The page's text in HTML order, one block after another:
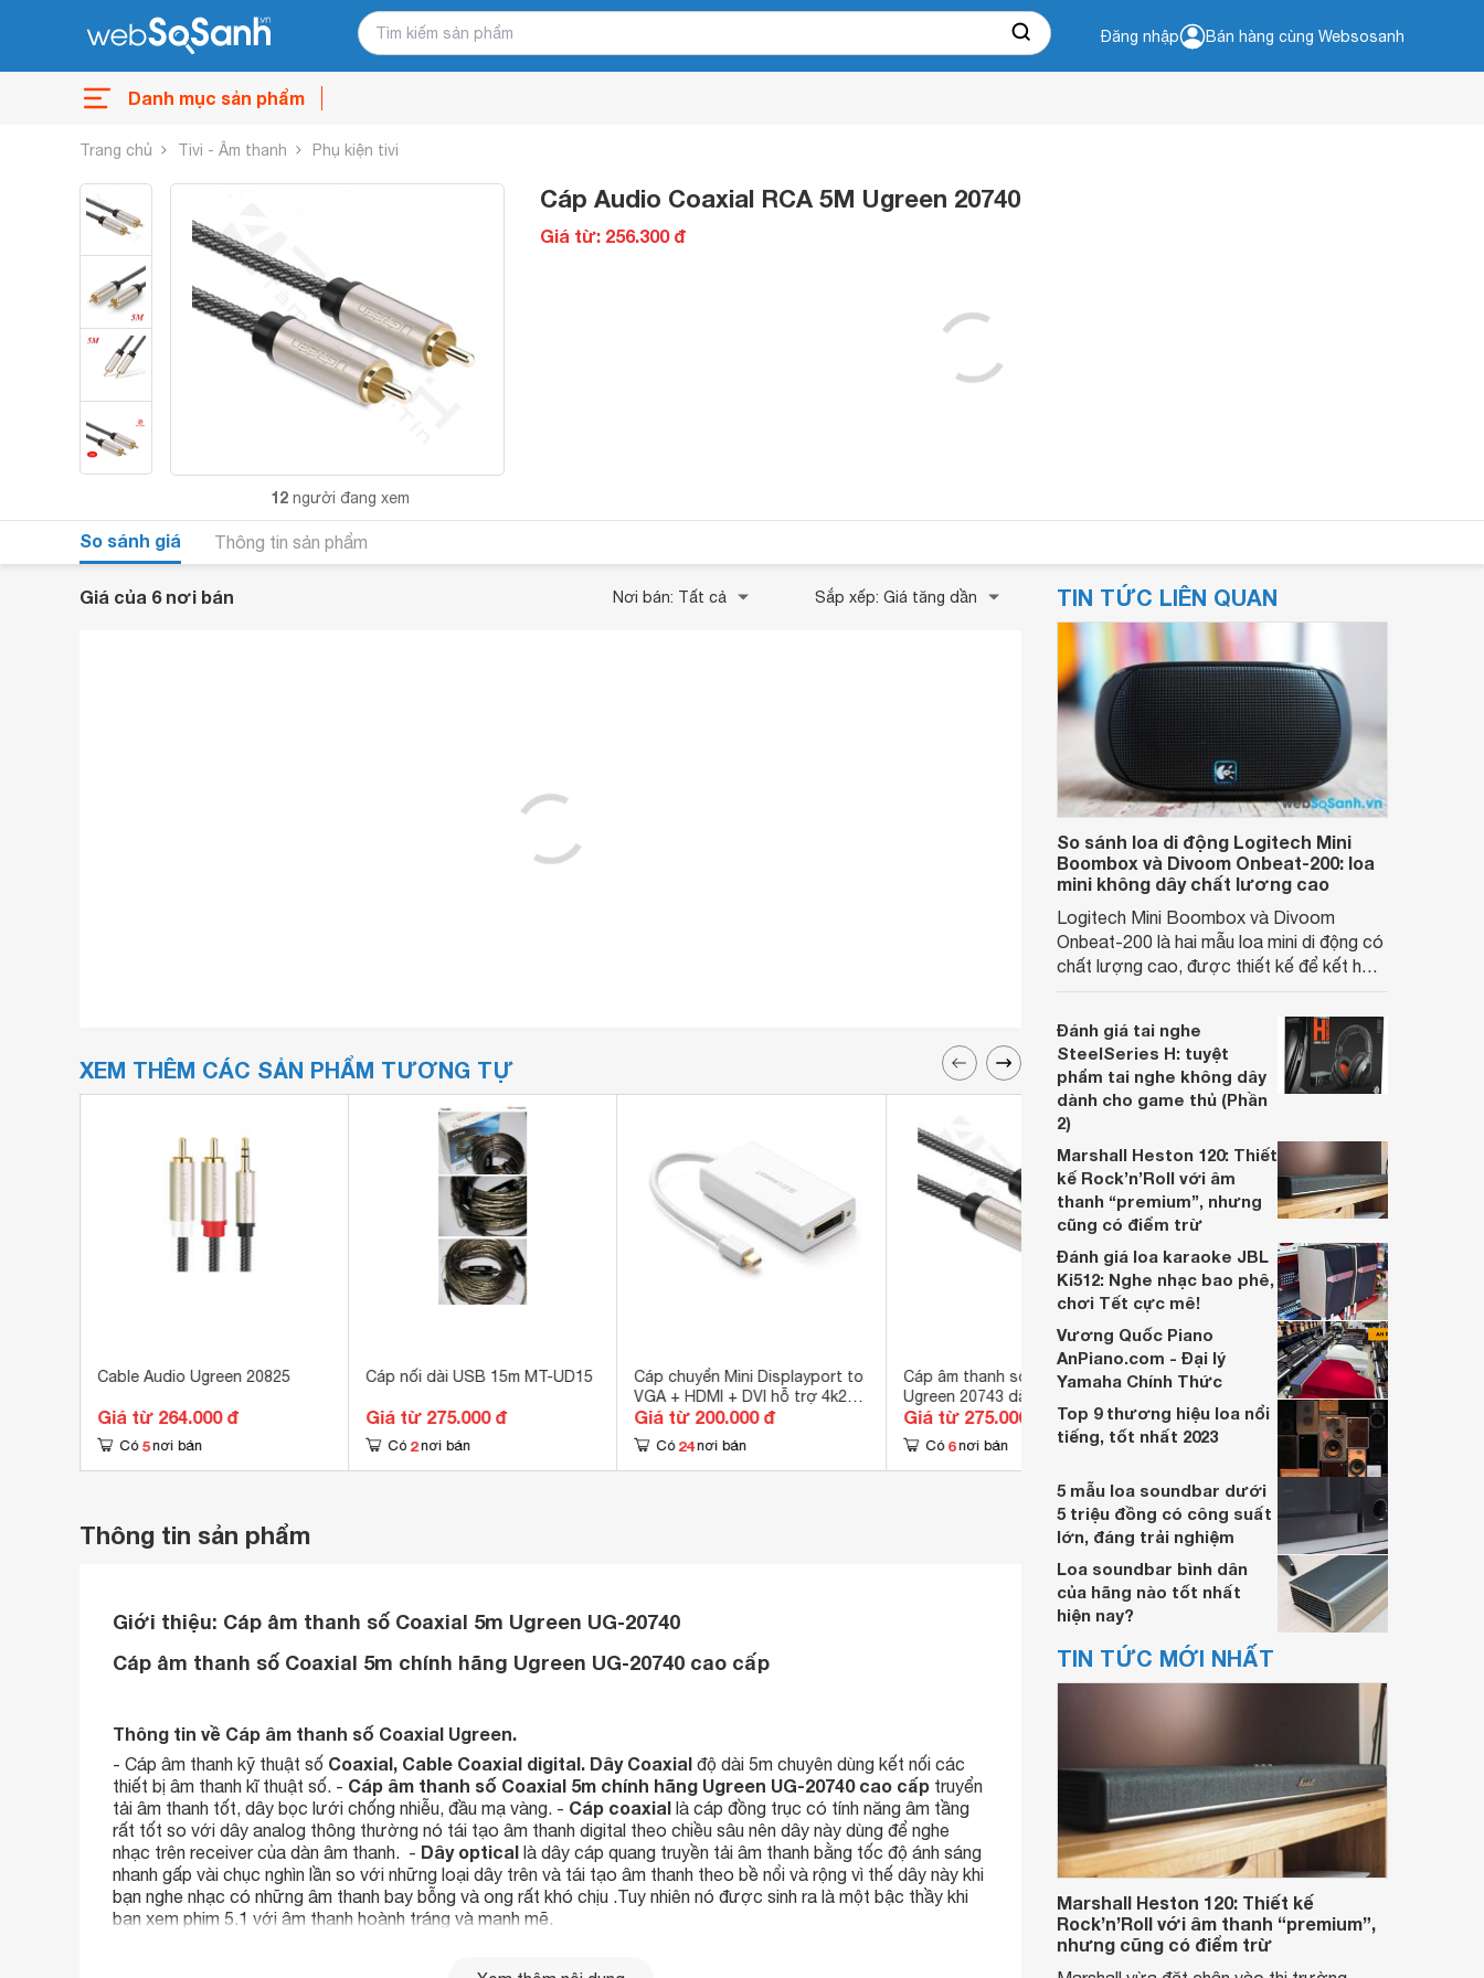
Đăng nhập Bán hàng cùng Websosanh
Danh mục sản phẩm
Trang chủ Tivi - Âm thanh Phụ kiện tivi
12 người đang xem
Cáp Audio Coaxial RCA 5M Ugreen 20740
Giá từ: 256.300 đ
So sánh giá Thông tin sản phẩm
Giá của 6 nơi bán Nơi bán: Tất cả Sắp xếp: Giá tăng dần
XEM THÊM CÁC SẢN PHẨM TƯƠNG TỰ
Cable Audio Ugreen 20825
Giá từ 264.000 đ
Có 5 nơi bán
Cáp nối dài USB 15m MT-UD15
Giá từ 275.000 đ
Có 2 nơi bán
Cáp chuyển Mini Displayport to
VGA + HDMI + DVI hỗ trợ 4k2k
Ugreen 20417
Giá từ 200.000 đ
Có 24 nơi bán
Cáp âm thanh số Coaxial
Ugreen 20743 dài 12m
Giá từ 275.000 đ
Có 6 nơi bán
Cáp Slimport to HDMI Unitek Y-
6304 dùng cho điện thoại LG
Nexus 4, 5, 7, G Pro, G2, G Pad,
Asus Fonepad, HP Chromebook
Giá từ 250.000 đ
Có 4
Thông tin sản phẩm
Giới thiệu: Cáp âm thanh số Coaxial 5m Ugreen UG-20740
Cáp âm thanh số Coaxial 5m chính hãng Ugreen UG-20740 cao cấp
Thông tin về Cáp âm thanh số Coaxial Ugreen.
- Cáp âm thanh kỹ thuật số Coaxial, Cable Coaxial digital. Dây Coaxial độ dài 5m chuyên dùng kết nối các
thiết bị âm thanh kĩ thuật số. - Cáp âm thanh số Coaxial 5m chính hãng Ugreen UG-20740 cao cấp truyển
tải âm thanh tốt, dây bọc lưới chống nhiễu, đầu mạ vàng. - Cáp coaxial là cáp đồng trục có tính năng âm tầng
rất tốt so với dây analog thông thường nó tái tạo âm thanh digital theo chiều sâu nên dây này dùng để nghe
nhạc trên receiver của dàn âm thanh. - Dây optical là dây cáp quang truyền tải âm thanh bằng tốc độ ánh sáng
nhanh gấp vài chục nghìn lần so với những loại dây trên và tái tạo âm thanh theo bề nổi và rộng vì thế dây này khi
bạn nghe nhạc có những âm thanh bay bỗng và ong rất khó chịu .Tuy nhiên nó được sinh ra là một bậc thầy khi
bạn xem phim 5.1 với âm thanh hoành tráng và mạnh mẽ.
TIN TỨC LIÊN QUAN
So sánh loa di động Logitech Mini
Boombox và Divoom Onbeat-200: loa
mini không dây chất lương cao
Logitech Mini Boombox và Divoom
Onbeat-200 là hai mẫu loa mini di động có
chất lượng cao, được thiết kế để kết hợp
rất thích hợp với các buổi dã ngoại, hội
họp hay đơn giản là chỉ để chia sẻ âm
nhạc với bạn bè trong lớp học.
Đánh giá tai nghe
SteelSeries H: tuyệt
phẩm tai nghe không dây
dành cho game thủ (Phần
2)
Marshall Heston 120: Thiết
kế Rock’n’Roll với âm
thanh “premium”, nhưng
cũng có điểm trừ
Đánh giá loa karaoke JBL
Ki512: Nghe nhạc bao phê,
chơi Tết cực mê!
Vương Quốc Piano
AnPiano.com - Đại lý
Yamaha Chính Thức
Top 9 thương hiệu loa nổi
tiếng, tốt nhất 2023
5 mẫu loa soundbar dưới
5 triệu đồng có công suất
lớn, đáng trải nghiệm
Loa soundbar bình dân
của hãng nào tốt nhất
hiện nay?
TIN TỨC MỚI NHẤT
Marshall Heston 120: Thiết kế
Rock’n’Roll với âm thanh “premium”,
nhưng cũng có điểm trừ